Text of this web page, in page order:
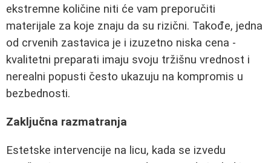
ekstremne količine niti će vam preporučiti
materijale za koje znaju da su rizični. Takođe, jedna
od crvenih zastavica je i izuzetno niska cena -
kvalitetni preparati imaju svoju tržišnu vrednost i
nerealni popusti često ukazuju na kompromis u
bezbednosti.
Zaključna razmatranja
Estetske intervencije na licu, kada se izvedu